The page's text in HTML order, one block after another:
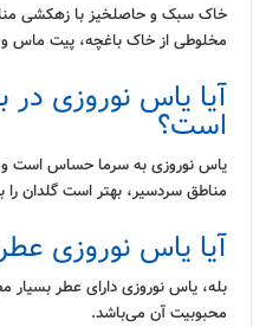
خاک سبک و حاصلخیز با زهکشی
مخلوطی از خاک باغچه، پیت ماس
آیا یاس نوروزی در
است؟
یاس نوروزی به سرما حساس است و
مناطق سردسیر، بهتر است گلدان
آیا یاس نوروزی
بله، یاس نوروزی دارای عطر
محبوبیت آن می‌باشد.